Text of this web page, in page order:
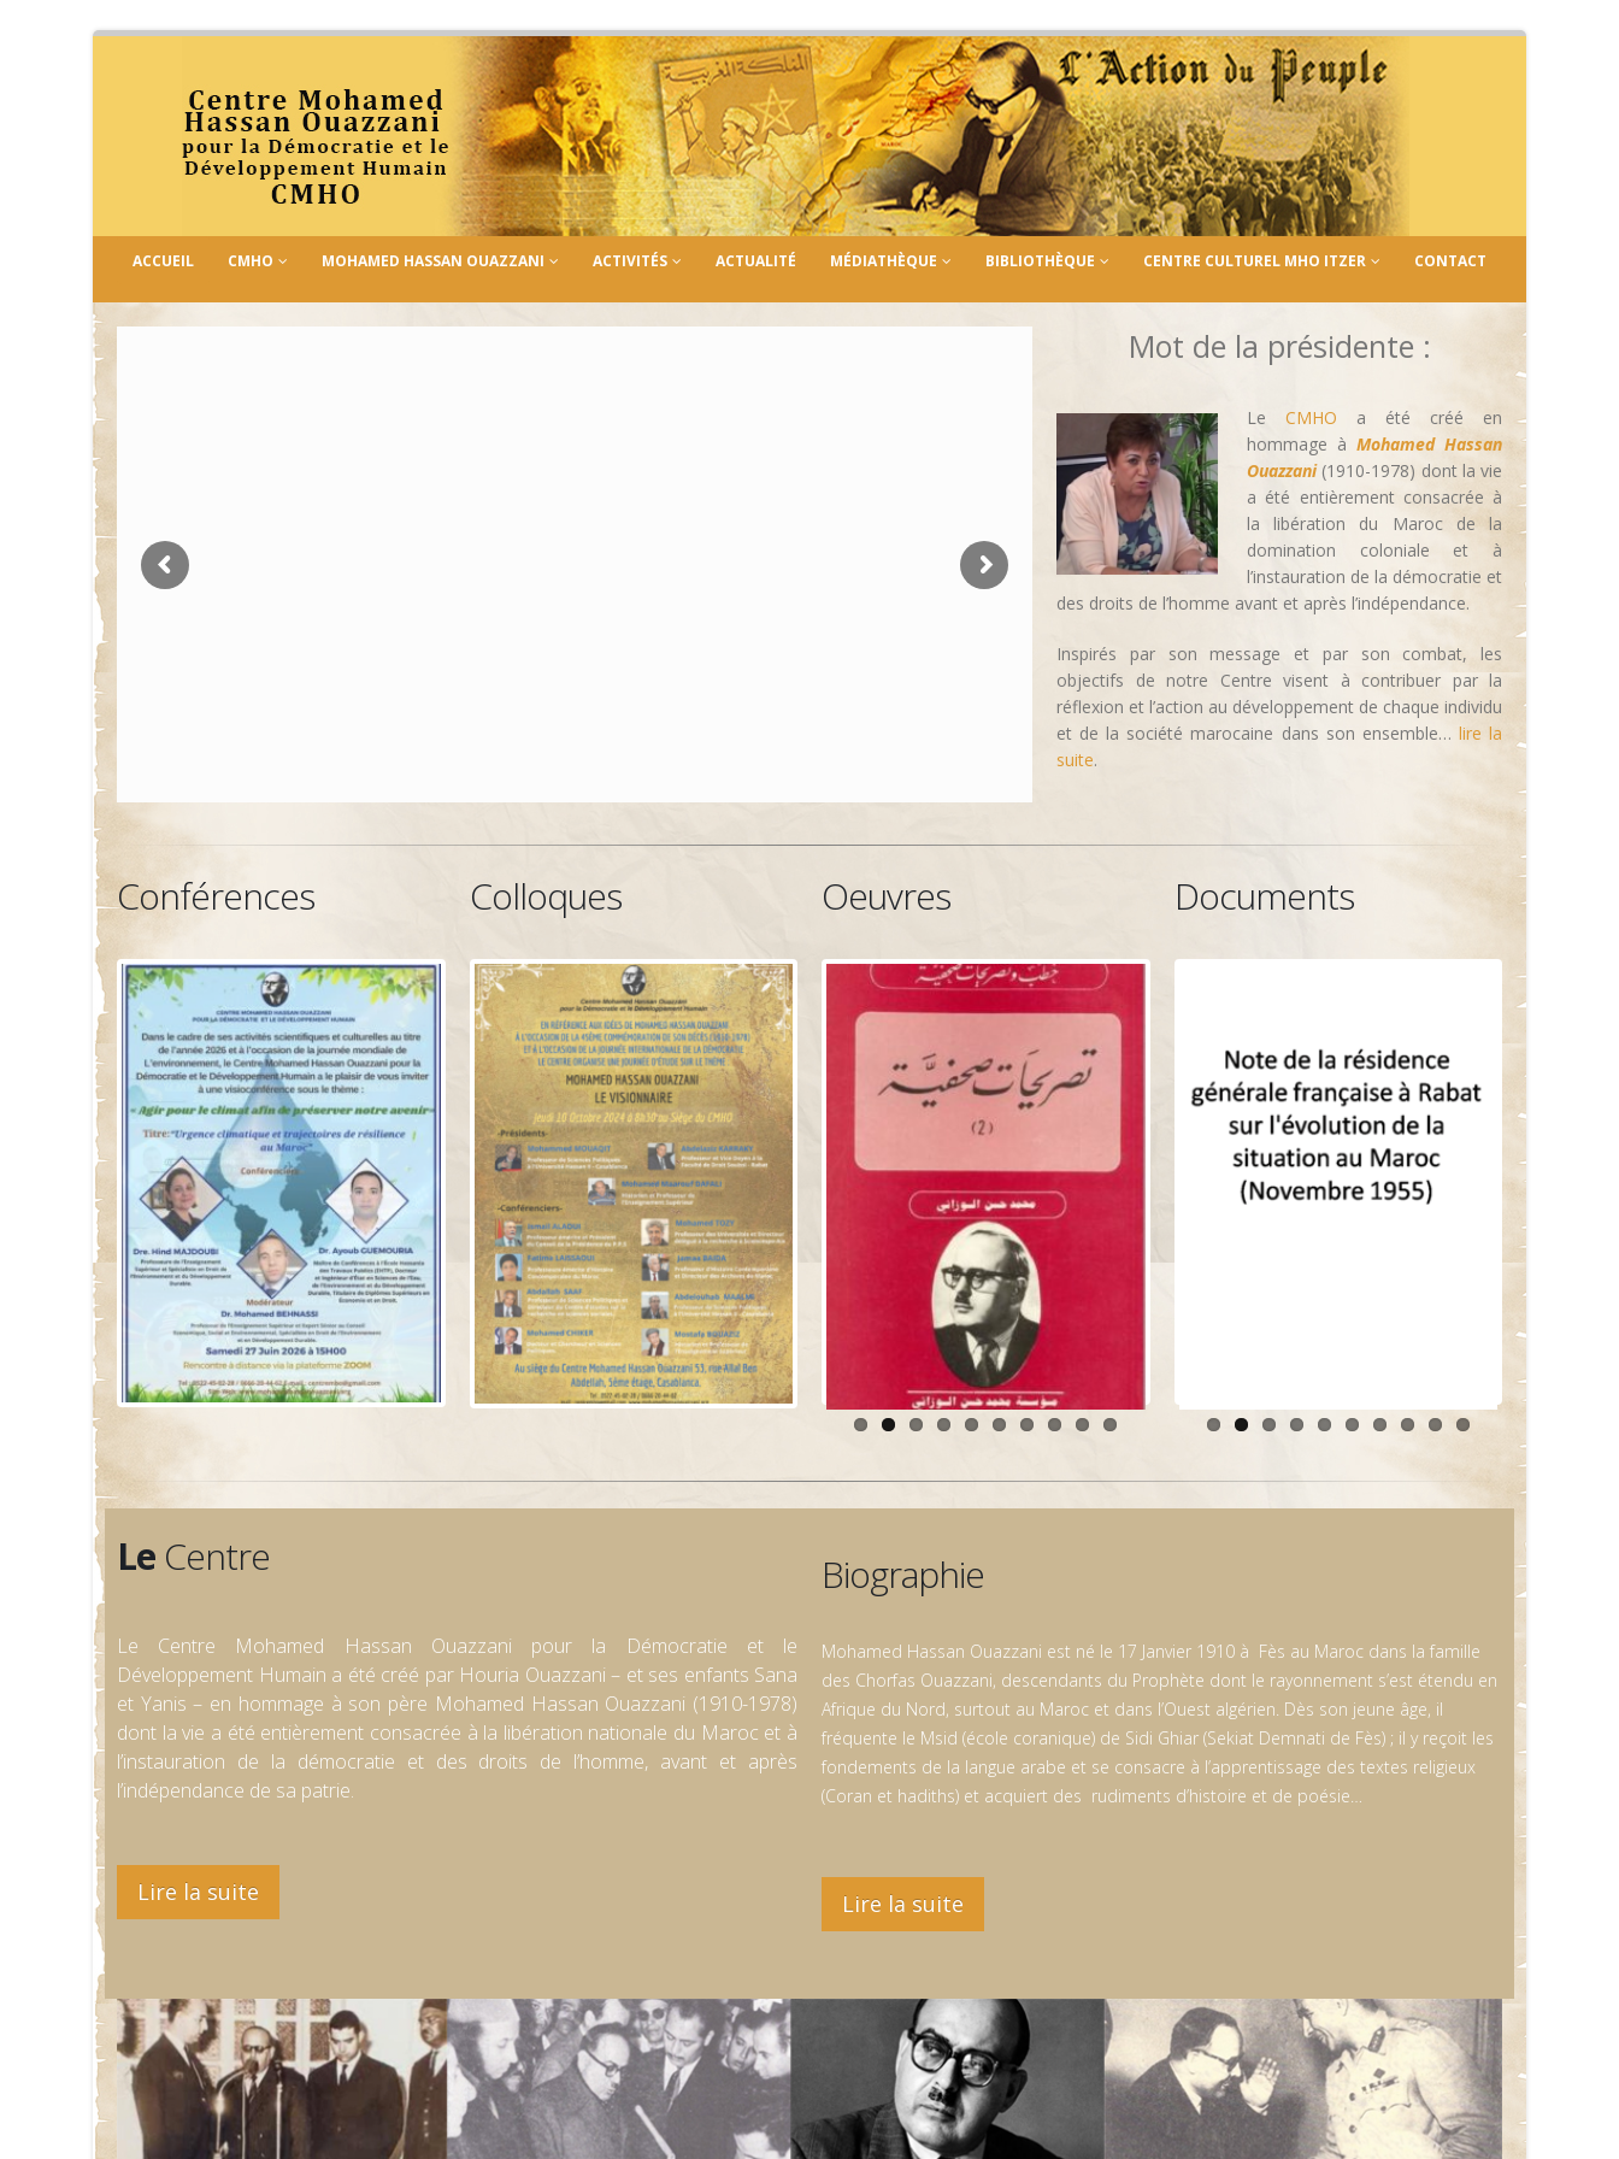
ACCUEIL CMHO MOHAMED HASSAN OUAZZANI ACTIVITÉS ACTUALITÉ MÉDIATHÈQUE BIBLIOTHÈQUE CENTRE CULTUREL MHO ITZER CONTACT
Mot de la présidente :
Le CMHO a été créé en
hommage à Mohamed Hassan
Ouazzani(1910-1978) dont la vie
a été entièrement consacrée à
la libération du Maroc de la
domination coloniale et à
l’instauration de la démocratie et
des droits de l’homme avant et après l’indépendance.
Inspirés par son message et par son combat, les
objectifs de notre Centre visent à contribuer par la
réflexion et l’action au développement de chaque individu
et de la société marocaine dans son ensemble… lire la
suite.
Conférences Colloques Oeuvres Documents
Le Centre
Le Centre Mohamed Hassan Ouazzani pour la Démocratie et le
Développement Humain a été créé par Houria Ouazzani – et ses enfants Sana
et Yanis – en hommage à son père Mohamed Hassan Ouazzani (1910-1978)
dont la vie a été entièrement consacrée à la libération nationale du Maroc et à
l’instauration de la démocratie et des droits de l’homme, avant et après
l’indépendance de sa patrie.
Lire la suite
Biographie
Mohamed Hassan Ouazzani est né le 17 Janvier 1910 à Fès au Maroc dans la famille
des Chorfas Ouazzani, descendants du Prophète dont le rayonnement s’est étendu en
Afrique du Nord, surtout au Maroc et dans l’Ouest algérien. Dès son jeune âge, il
fréquente le Msid (école coranique) de Sidi Ghiar (Sekiat Demnati de Fès) ; il y reçoit les
fondements de la langue arabe et se consacre à l’apprentissage des textes religieux
(Coran et hadiths) et acquiert des rudiments d’histoire et de poésie…
Lire la suite